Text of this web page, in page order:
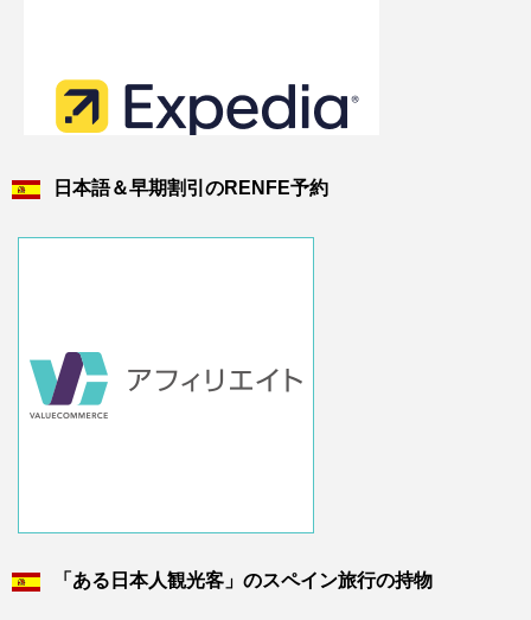
日本語＆早期割引のRENFE予約
「ある日本人観光客」のスペイン旅行の持物